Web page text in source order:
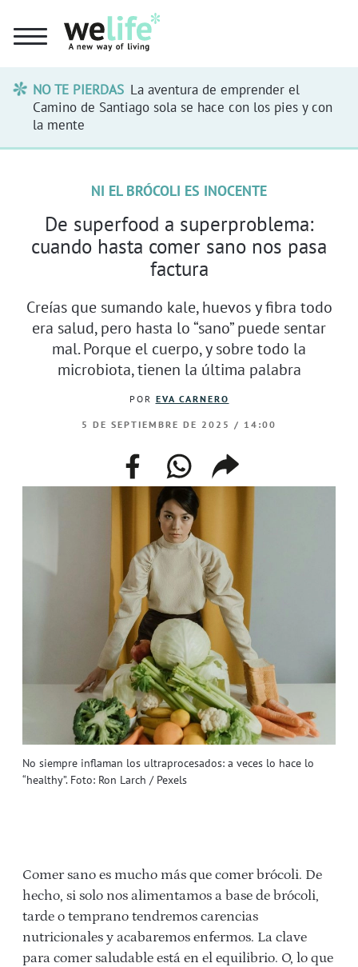
NO TE PIERDAS La aventura de emprender el
Camino de Santiago sola se hace con los pies y con
la mente
No siempre inflaman los ultraprocesados: a veces lo hace lo
“healthy”. Foto: Ron Larch / Pexels
NI EL BRÓCOLI ES INOCENTE
De superfood a superproblema:
cuando hasta comer sano nos pasa
factura
Creías que sumando kale, huevos y fibra todo
era salud, pero hasta lo “sano” puede sentar
mal. Porque el cuerpo, y sobre todo la
microbiota, tienen la última palabra
POR EVA CARNERO
5 DE SEPTIEMBRE DE 2025 / 14:00
facebookwhatsappcompartir
enlace
Comer sano es mucho más que comer brócoli. De
hecho, si solo nos alimentamos a base de brócoli,
tarde o temprano tendremos carencias
nutricionales y acabaremos enfermos. La clave
para comer saludable está en el equilibrio. O, lo que